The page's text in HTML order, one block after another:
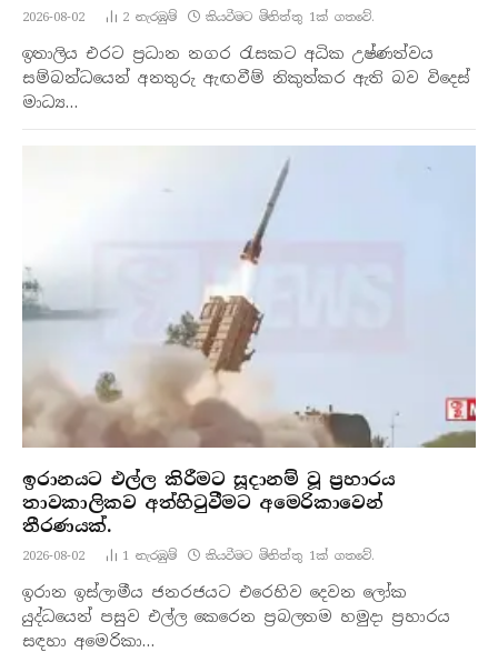
2026-08-02 2 නැරඹු​ම් කියවීමට මිනිත්තු 1ක් ගතවේ.
ඉතාලිය එරට ප්‍රධාන නගර රැසකට අධික උෂ්ණත්වය
සම්බන්ධයෙන් අනතුරු ඇඟවීම් නිකුත්කර ඇති බව විදෙස්
මාධ්‍ය…
ඉරානයට එල්ල කිරීමට සූදානම් වූ ප්‍රහාරය
තාවකාලිකව අත්හිටුවීමට අමෙරිකාවෙන්
තීරණයක්.
2026-08-02 1 නැරඹු​ම් කියවීමට මිනිත්තු 1ක් ගතවේ.
ඉරාන ඉස්ලාමීය ජනරජයට එරෙහිව දෙවන ලෝක
යුද්ධයෙන් පසුව එල්ල කෙරෙන ප්‍රබලතම හමුදා ප්‍රහාරය
සඳහා අමෙරිකා…